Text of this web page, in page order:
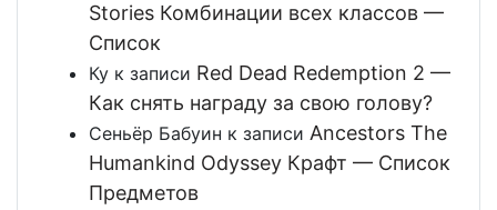
Stories Комбинации всех классов —
Список
Ку к записи Red Dead Redemption 2 —
Как снять награду за свою голову?
Сеньёр Бабуин к записи Ancestors The
Humankind Odyssey Крафт — Список
Предметов